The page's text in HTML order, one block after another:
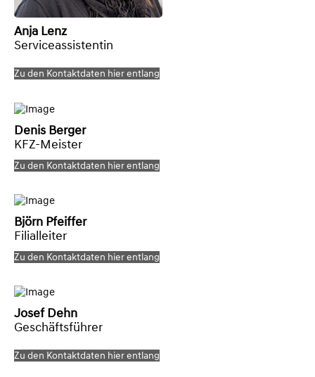
Anja Lenz
Serviceassistentin
Zu den Kontaktdaten hier entlang
Denis Berger
KFZ-Meister
Zu den Kontaktdaten hier entlang
Björn Pfeiffer
Filialleiter
Zu den Kontaktdaten hier entlang
Josef Dehn
Geschäftsführer
Zu den Kontaktdaten hier entlang